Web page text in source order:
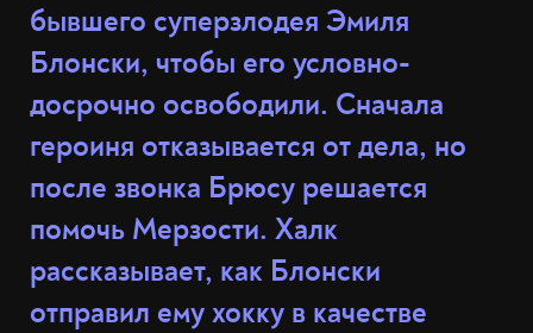
бывшего суперзлодея Эмиля
Блонски, чтобы его условно-
досрочно освободили. Сначала
героиня отказывается от дела, но
после звонка Брюсу решается
помочь Мерзости. Халк
рассказывает, как Блонски
отправил ему хокку в качестве